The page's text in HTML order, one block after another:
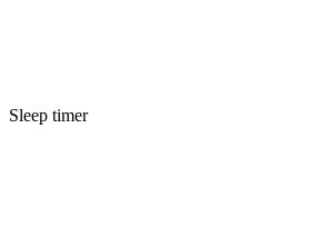
Sleep timer